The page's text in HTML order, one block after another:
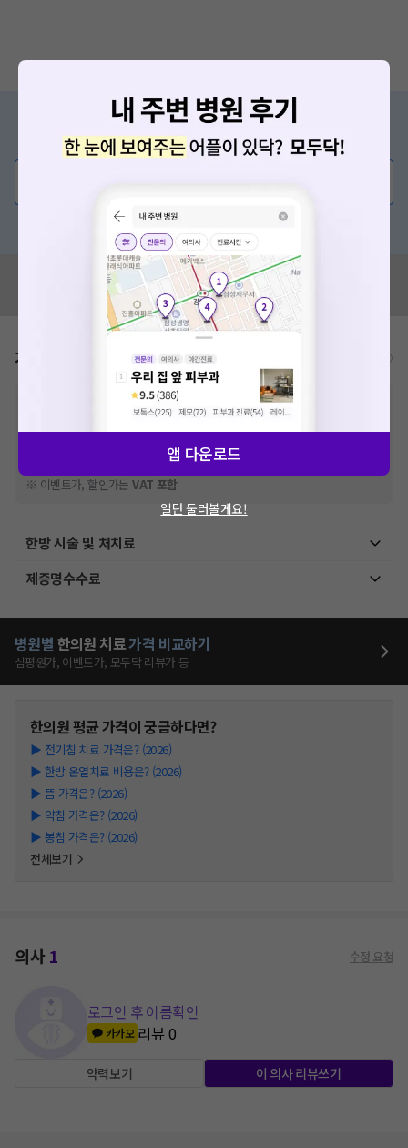
증상/치료, 궁금한 점이 있나요?
의사가 직접 답해드려요!
혹은, 의료상담 서비스에 다양한 게시글 보러가기
혹시 잘못된 병원정보가 있나요?
모두닥 팀에 알려주세요!
가격표
비급여 항목의 경우,추가비용 등으로 실제 가격과 상이할 수 있으니, 정확
한 가격은 해당 의료기관에 직접 문의해주세요.
※급여 항목의 경우,건강보험심사평가원에 고지되어 있는 급여 진료 기준 가
격입니다. (진료와 연관된 복합적인 비용이 추가되어, 병원마다 금액이 다르게
산정될 수 있는 점 참고 바랍니다.)
※ 이벤트가, 할인가는VAT 포함
한방 시술 및 처치료
제증명수수료
병원별 한의원 치료가격 비교하기
심평원가, 이벤트가, 모두닥 리뷰가 등
한의원평균 가격이 궁금하다면?
▶ 전기침 치료 가격은? (2026)
▶ 한방 온열치료 비용은? (2026)
▶ 뜸 가격은? (2026)
▶ 약침 가격은? (2026)
▶ 봉침 가격은? (2026)
전체보기
의사1 수정 요청
로그인 후 이름확인
카카오 리뷰0
약력보기 이 의사 리뷰쓰기
앱 다운로드
일단 둘러볼게요!